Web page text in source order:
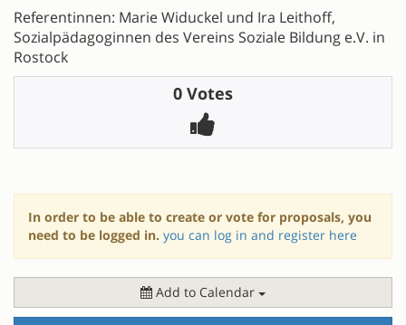
Referentinnen: Marie Widuckel und Ira Leithoff,
Sozialpädagoginnen des Vereins Soziale Bildung e.V. in
Rostock
0 Votes
In order to be able to create or vote for proposals, you
need to be logged in. you can log in and register here
Add to Calendar